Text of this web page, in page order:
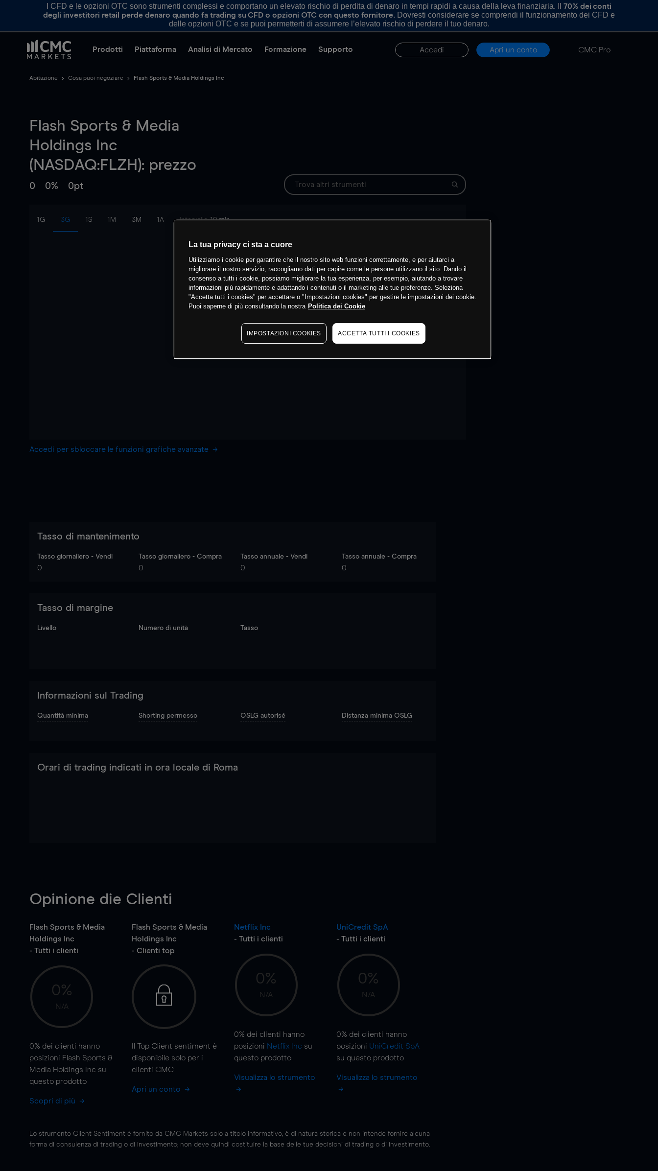
I CFD e le opzioni OTC sono strumenti complessi e comportano un elevato rischio di perdita di denaro in tempi rapidi a causa della leva finanziaria. Il 70% dei conti
degli investitori retail perde denaro quando fa trading su CFD o opzioni OTC con questo fornitore. Dovresti considerare se comprendi il funzionamento dei CFD e
delle opzioni OTC e se puoi permetterti di assumere l’elevato rischio di perdere il tuo denaro.
Prodotti Piattaforma Analisi di Mercato Formazione Supporto Accedi Apri un conto CMC Pro
Abitazione Cosa puoi negoziare Flash Sports & Media Holdings Inc
Flash Sports & Media
Holdings Inc
(NASDAQ:FLZH): prezzo
0 0% 0pt
1G 3G 1S 1M 3M 1A Intervallo:10 min
Accedi per sbloccare le funzioni grafiche avanzate
Tasso di mantenimento
Tasso giornaliero - Vendi
0
Tasso giornaliero - Compra
0
Tasso annuale - Vendi
0
Tasso annuale - Compra
0
Tasso di margine
Livello Numero di unità Tasso
Informazioni sul Trading
Quantità minima Shorting permesso OSLG autorisé Distanza minima OSLG
Orari di trading indicati in ora locale di Roma
Opinione die Clienti
Flash Sports & Media
Holdings Inc
- Tutti i clienti
0%
N/A
0% dei clienti hanno
posizioni Flash Sports &
Media Holdings Inc su
questo prodotto
Scopri di più
Flash Sports & Media
Holdings Inc
- Clienti top
Il Top Client sentiment è
disponibile solo per i
clienti CMC
Apri un conto
Netflix Inc
- Tutti i clienti
0%
N/A
0% dei clienti hanno
posizioni Netflix Inc su
questo prodotto
Visualizza lo strumento
UniCredit SpA
- Tutti i clienti
0%
N/A
0% dei clienti hanno
posizioni UniCredit SpA
su questo prodotto
Visualizza lo strumento
Lo strumento Client Sentiment è fornito da CMC Markets solo a titolo informativo, è di natura storica e non intende fornire alcuna
forma di consulenza di trading o di investimento; non deve quindi costituire la base delle tue decisioni di trading o di investimento.
La tua privacy ci sta a cuore
Utilizziamo i cookie per garantire che il nostro sito web funzioni correttamente, e per aiutarci a
migliorare il nostro servizio, raccogliamo dati per capire come le persone utilizzano il sito. Dando il
consenso a tutti i cookie, possiamo migliorare la tua esperienza, per esempio, aiutando a trovare
informazioni più rapidamente e adattando i contenuti o il marketing alle tue preferenze. Seleziona
"Accetta tutti i cookies" per accettare o "Impostazioni cookies" per gestire le impostazioni dei cookie.
Puoi saperne di più consultando la nostra Politica dei Cookie
IMPOSTAZIONI COOKIES ACCETTA TUTTI I COOKIES